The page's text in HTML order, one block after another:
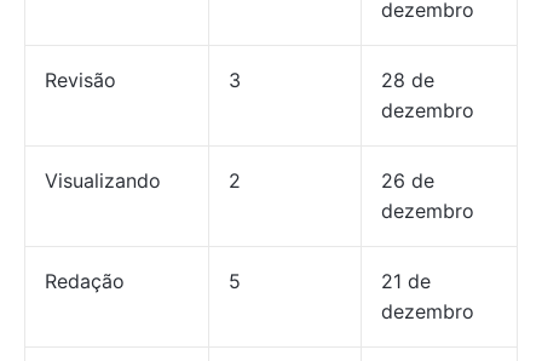
dezembro
Revisão 3
28 de
dezembro
Visualizando 2
26 de
dezembro
Redação 5
21 de
dezembro